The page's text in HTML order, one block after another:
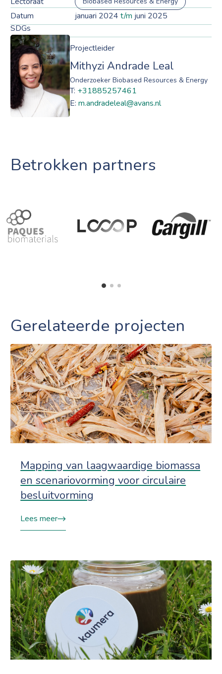
Datum januari 2024 t/m juni 2025
SDGs
Projectleider
Mithyzi Andrade Leal
Onderzoeker Biobased Resources & Energy
T: +31885257461
E:m.andradeleal@avans.nl
Betrokken partners
Gerelateerde projecten
Mapping van laagwaardige biomassa
en scenariovorming voor circulaire
besluitvorming
Lees meer